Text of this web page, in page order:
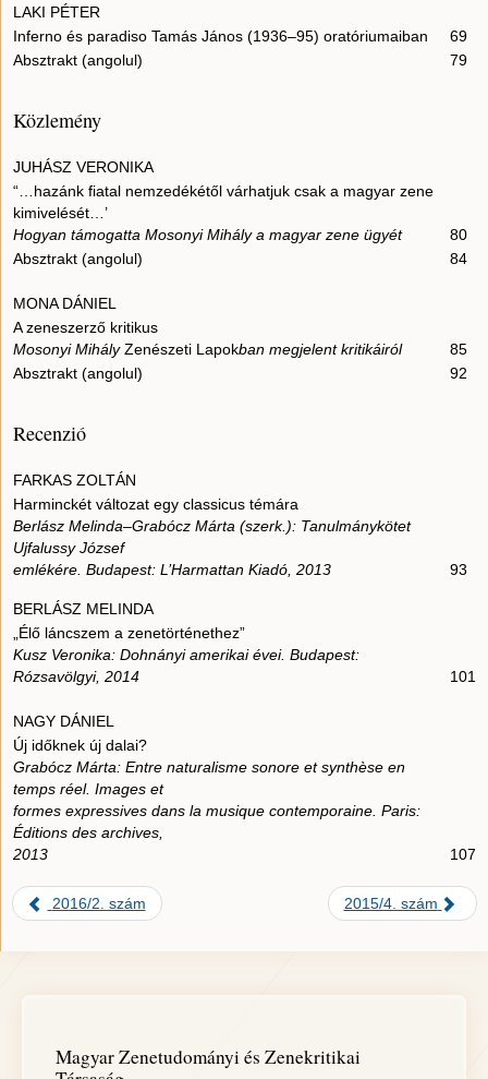
LAKI PÉTER
Inferno és paradiso Tamás János (1936–95) oratóriumaiban
69
Absztrakt (angolul)
79
Közlemény
JUHÁSZ VERONIKA
“…hazánk fiatal nemzedékétől várhatjuk csak a magyar zene
kimivelését…’
Hogyan támogatta Mosonyi Mihály a magyar zene ügyét
80
Absztrakt (angolul)
84
MONA DÁNIEL
A zeneszerző kritikus
Mosonyi MihályZenészeti Lapokban megjelent kritikáiról
85
Absztrakt (angolul)
92
Recenzió
FARKAS ZOLTÁN
Harminckét változat egy classicus témára
Berlász Melinda–Grabócz Márta (szerk.): Tanulmánykötet
Ujfalussy József
emlékére. Budapest: L’Harmattan Kiadó, 2013
93
BERLÁSZ MELINDA
„Élő láncszem a zenetörténethez”
Kusz Veronika: Dohnányi amerikai évei. Budapest:
Rózsavölgyi, 2014
101
NAGY DÁNIEL
Új időknek új dalai?
Grabócz Márta: Entre naturalisme sonore et synthèse en
temps réel. Images et
formes expressives dans la musique contemporaine. Paris:
Éditions des archives,
2013
107
2016/2. szám 2015/4. szám
Magyar Zenetudományi és Zenekritikai